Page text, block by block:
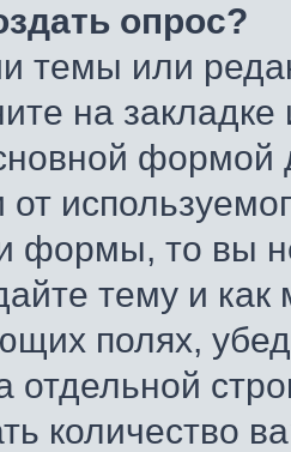
опрос?
темы или
на
формой
от
формы, то вы
тему и
полях,
отдельной
количество